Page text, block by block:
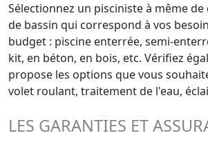
Sélectionnez un pisciniste à même
de bassin qui correspond à vos
budget : piscine enterrée, semi-
kit, en béton, en bois, etc. Vérifiez
propose les options que vous
volet roulant, traitement de l'eau,
LES GARANTIES ET